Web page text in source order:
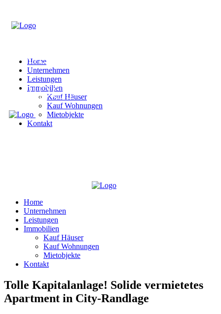
Home
Unternehmen
Leistungen
Immobilien
Kauf Häuser
Kauf Wohnungen
Mietobjekte
Kontakt
Home
Unternehmen
Leistungen
Immobilien
Kauf Häuser
Kauf Wohnungen
Mietobjekte
Kontakt
Tolle Kapitalanlage! Solide vermietetes
Apartment in City-Randlage